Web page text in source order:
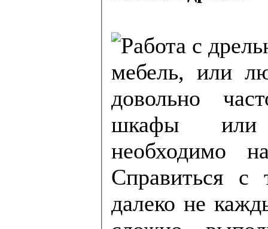
мебель, или любую
довольно
шкафы или
необходимо
Справиться с
далеко не